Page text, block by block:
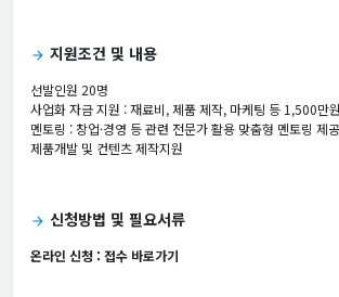
arrow_forward 지원조건 및 내용
선발인원 20명
사업화 자금 지원 : 재료비, 제품 제작, 마케팅 등 1,500만원
멘토링 : 창업·경영 등 관련 전문가 활용 맞춤형 멘토링 제공
제품개발 및 컨텐츠 제작지원
arrow_forward 신청방법 및 필요서류
온라인 신청 : 접수 바로가기